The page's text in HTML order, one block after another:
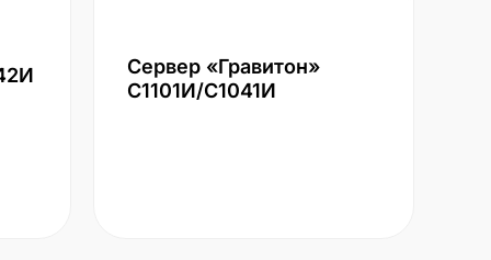
Сервер «Гравитон»
С1101И/С1041И